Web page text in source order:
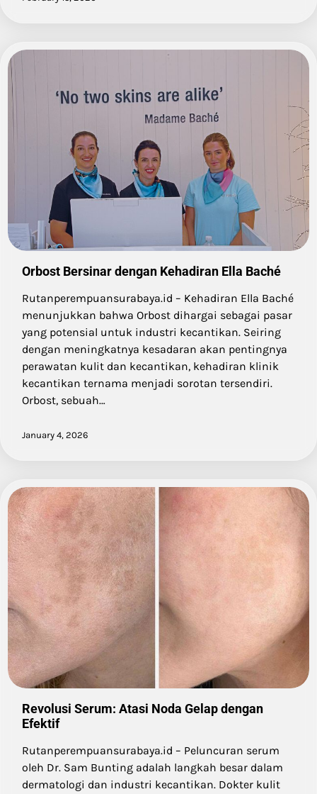
Orbost Bersinar dengan Kehadiran Ella Baché
Rutanperempuansurabaya.id – Kehadiran Ella Baché
menunjukkan bahwa Orbost dihargai sebagai pasar
yang potensial untuk industri kecantikan. Seiring
dengan meningkatnya kesadaran akan pentingnya
perawatan kulit dan kecantikan, kehadiran klinik
kecantikan ternama menjadi sorotan tersendiri.
Orbost, sebuah…
January 4, 2026
Revolusi Serum: Atasi Noda Gelap dengan
Efektif
Rutanperempuansurabaya.id – Peluncuran serum
oleh Dr. Sam Bunting adalah langkah besar dalam
dermatologi dan industri kecantikan. Dokter kulit